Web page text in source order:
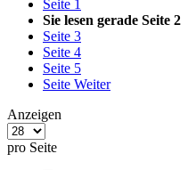
Seite 1
Sie lesen gerade Seite 2
Seite 3
Seite 4
Seite 5
Seite Weiter
Anzeigen
pro Seite